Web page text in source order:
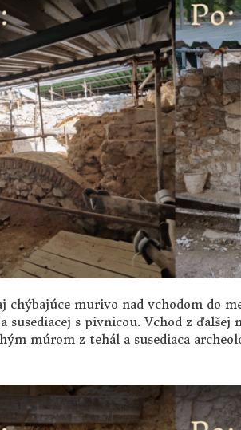
chýbajúce murivo nad vchodom do
susediacej s pivnicou. Vchod z ďalšej
múrom z tehál a susediaca